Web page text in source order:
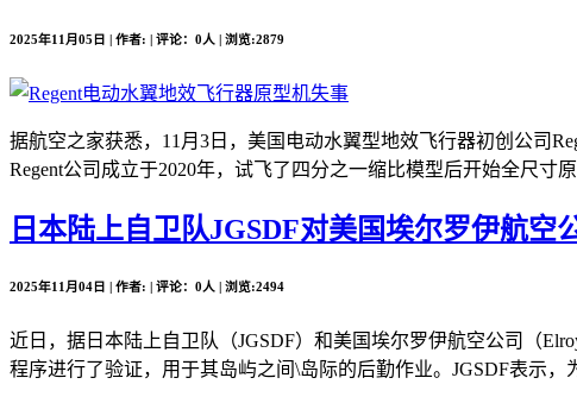
2025年11月05日 | 作者: | 评论：0人 | 浏览:2879
据航空之家获悉，11月3日，美国电动水翼型地效飞行器初创公司
Regent公司成立于2020年，试飞了四分之一缩比模型后开始全尺寸
日本陆上自卫队JGSDF对美国埃尔罗伊航
2025年11月04日 | 作者: | 评论：0人 | 浏览:2494
近日，据日本陆上自卫队（JGSDF）和美国埃尔罗伊航空公司（
程序进行了验证，用于其岛屿之间\岛际的后勤作业。JGSDF表示，